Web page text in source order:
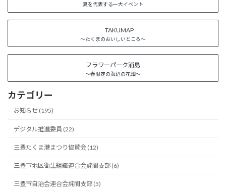
夏を代表する一大イベント
TAKUMAP
～たくまのおいしいところ～
フラワーパーク浦島
～春限定の海辺の花畑～
カテゴリー
お知らせ (195)
デジタル推進委員 (22)
三豊たくま港まつり協賛会 (12)
三豊市地区衛生組織連合会詫間支部 (6)
三豊市自治会連合会詫間支部 (5)